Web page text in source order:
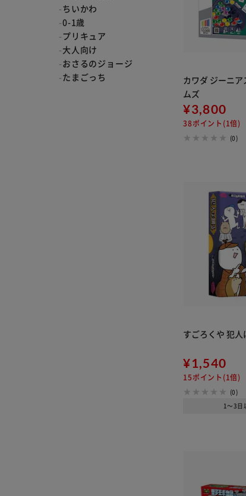
ちいかわ
0-1歳
プリキュア
大人向け
おさるのジョージ
たまごっち
カワダ ジーニア
ムズ
¥3,800
38ポイント(1倍)
(0)
すごろくや 犯人
¥1,540
15ポイント(1倍)
(0)
1～3日